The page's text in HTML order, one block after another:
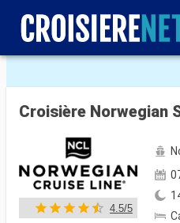
Voir les 36 autres photos
Croisière Norwegian
4.5/5